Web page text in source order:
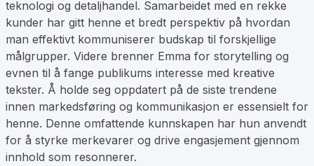
teknologi og detaljhandel. Samarbeidet med en rekke
kunder har gitt henne et bredt perspektiv på hvordan
man effektivt kommuniserer budskap til forskjellige
målgrupper. Videre brenner Emma for storytelling og
evnen til å fange publikums interesse med kreative
tekster. Å holde seg oppdatert på de siste trendene
innen markedsføring og kommunikasjon er essensielt for
henne. Denne omfattende kunnskapen har hun anvendt
for å styrke merkevarer og drive engasjement gjennom
innhold som resonnerer.